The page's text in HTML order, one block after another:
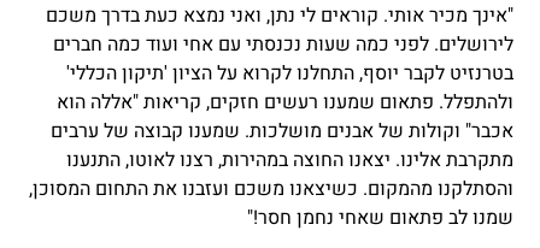
"אינך מכיר אותי. קוראים לי נתן, ואני נמצא כעת בדרך משכם
לירושלים. לפני כמה שעות נכנסתי עם אחי ועוד כמה חברים
בטרנזיט לקבר יוסף, התחלנו לקרוא על הציון 'תיקון הכללי'
ולהתפלל. פתאום שמענו רעשים חזקים, קריאות "אללה הוא
אכבר" וקולות של אבנים מושלכות. שמענו קבוצה של ערבים
מתקרבת אלינו. יצאנו החוצה במהירות, רצנו לאוטו, התנענו
והסתלקנו מהמקום. כשיצאנו משכם ועזבנו את התחום המסוכן,
שמנו לב פתאום שאחי נחמן חסר!"